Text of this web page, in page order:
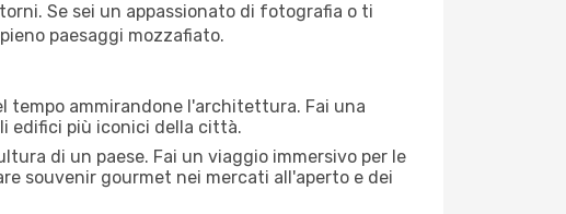
Se sei un appassionato di fotografia o ti
paesaggi mozzafiato.
ammirandone l'architettura. Fai una
edifici più iconici della città.
di un paese. Fai un viaggio immersivo per le
souvenir gourmet nei mercati all'aperto e dei